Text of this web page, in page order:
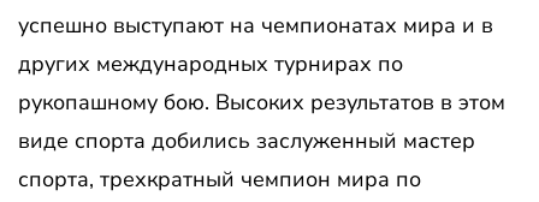
успешно выступают на чемпионатах мира и в
других международных турнирах по
рукопашному бою. Высоких результатов в этом
виде спорта добились заслуженный мастер
спорта, трехкратный чемпион мира по